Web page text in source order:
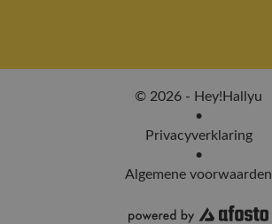
© 2026 - Hey!Hallyu
•
Privacyverklaring
•
Algemene voorwaarden